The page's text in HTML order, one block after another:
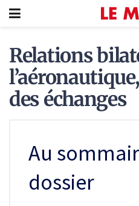
Relations
des échanges
Au
dossier